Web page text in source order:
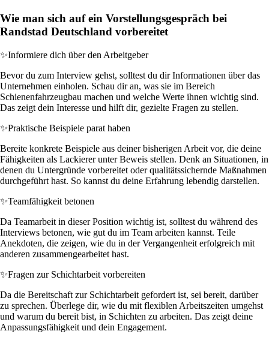
Wie man sich auf ein Vorstellungsgespräch bei
Randstad Deutschland vorbereitet
✨Informiere dich über den Arbeitgeber
Bevor du zum Interview gehst, solltest du dir Informationen über das
Unternehmen einholen. Schau dir an, was sie im Bereich
Schienenfahrzeugbau machen und welche Werte ihnen wichtig sind.
Das zeigt dein Interesse und hilft dir, gezielte Fragen zu stellen.
✨Praktische Beispiele parat haben
Bereite konkrete Beispiele aus deiner bisherigen Arbeit vor, die deine
Fähigkeiten als Lackierer unter Beweis stellen. Denk an Situationen, in
denen du Untergründe vorbereitet oder qualitätssichernde Maßnahmen
durchgeführt hast. So kannst du deine Erfahrung lebendig darstellen.
✨Teamfähigkeit betonen
Da Teamarbeit in dieser Position wichtig ist, solltest du während des
Interviews betonen, wie gut du im Team arbeiten kannst. Teile
Anekdoten, die zeigen, wie du in der Vergangenheit erfolgreich mit
anderen zusammengearbeitet hast.
✨Fragen zur Schichtarbeit vorbereiten
Da die Bereitschaft zur Schichtarbeit gefordert ist, sei bereit, darüber
zu sprechen. Überlege dir, wie du mit flexiblen Arbeitszeiten umgehst
und warum du bereit bist, in Schichten zu arbeiten. Das zeigt deine
Anpassungsfähigkeit und dein Engagement.